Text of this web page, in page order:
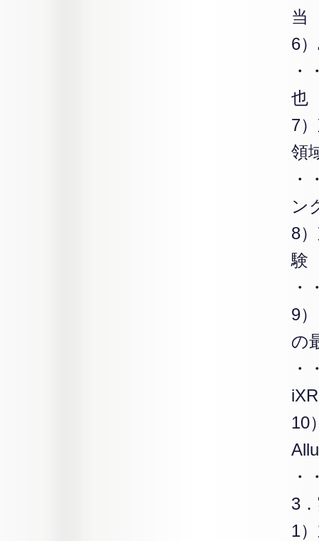
当
6
也
7
領
ン
8
験
9
の
10
3
1